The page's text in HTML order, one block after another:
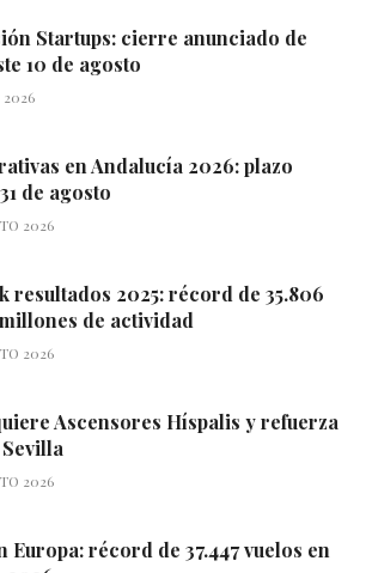
Startups: cierre anunciado de
10 de agosto
2026
en Andalucía 2026: plazo
de agosto
2026
resultados 2025: récord de 35.806
millones de actividad
2026
Ascensores Híspalis y refuerza
2026
récord de 37.447 vuelos en